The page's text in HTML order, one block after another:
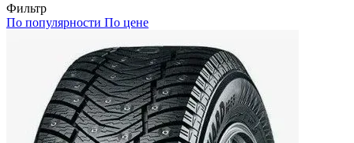
Фильтр
По популярности По цене